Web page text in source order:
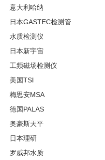
意大利哈纳
日本GASTEC检测管
水质检测仪
日本新宇宙
工频磁场检测仪
美国TSI
梅思安MSA
德国PALAS
奥豪斯天平
日本理研
罗威邦水质